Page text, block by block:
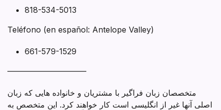
818-534-5013
Teléfono (en español: Antelope Valley)
661-579-1529
——————————
متخصصان زبان فراگیر با مشتریان و خانواده هایی که زبان
اصلی آنها غیر از انگلیسی است کار خواهند کرد. این متخصص به